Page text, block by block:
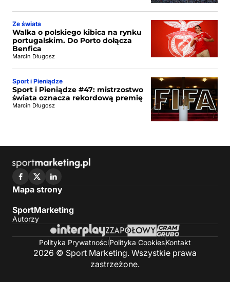
Ze świata
Walka o polskiego kibica na rynku
portugalskim. Do Porto dołącza
Benfica
Marcin Długosz
Sport i Pieniądze
Sport i Pieniądze #47: mistrzostwo
świata oznacza rekordową premię
Marcin Długosz
Mapa strony
SportMarketing
Autorzy
Polityka PrywatnościPolityka CookiesKontakt
2026 © Sport Marketing. Wszystkie prawa
zastrzeżone.